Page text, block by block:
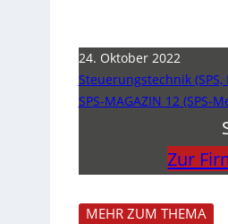
24. Oktober 2022
Steuerungstechnik (SPS,
SPS-MAGAZIN 12 (SPS-
Zur
MEHR ZUM THEMA